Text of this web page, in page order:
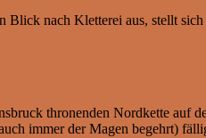
nach Kletterei aus, stellt
thronenden Nordkette auf
immer der Magen begehrt)